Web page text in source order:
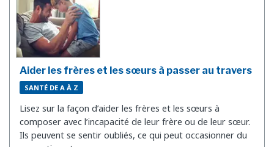
Aider les frères et les sœurs à passer au travers
SANTÉ DE A À Z
Lisez sur la façon d’aider les frères et les sœurs à
composer avec l’incapacité de leur frère ou de leur sœur.
Ils peuvent se sentir oubliés, ce qui peut occasionner du